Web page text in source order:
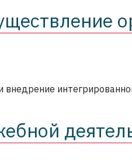
внедрение